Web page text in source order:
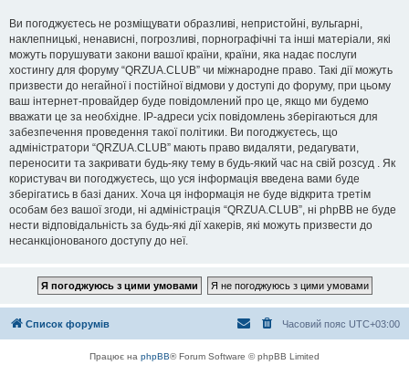
Ви погоджуєтесь не розміщувати образливі, непристойні, вульгарні,
наклепницькі, ненависні, погрозливі, порнографічні та інші матеріали, які
можуть порушувати закони вашої країни, країни, яка надає послуги
хостингу для форуму “QRZUA.CLUB” чи міжнародне право. Такі дії можуть
призвести до негайної і постійної відмови у доступі до форуму, при цьому
ваш інтернет-провайдер буде повідомлений про це, якщо ми будемо
вважати це за необхідне. IP-адреси усіх повідомлень зберігаються для
забезпечення проведення такої політики. Ви погоджуєтесь, що
адміністратори “QRZUA.CLUB” мають право видаляти, редагувати,
переносити та закривати будь-яку тему в будь-який час на свій розсуд . Як
користувач ви погоджуєтесь, що уся інформація введена вами буде
зберігатись в базі даних. Хоча ця інформація не буде відкрита третім
особам без вашої згоди, ні адміністрація “QRZUA.CLUB”, ні phpBB не буде
нести відповідальність за будь-які дії хакерів, які можуть призвести до
несанкціонованого доступу до неї.
Список форумів Часовий пояс UTC+03:00
Працює на phpBB® Forum Software © phpBB Limited